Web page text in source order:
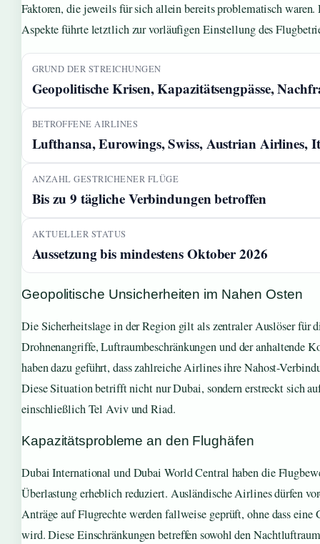
Faktoren, die jeweils für sich allein bereits problematisch waren.
Aspekte führte letztlich zur vorläufigen Einstellung des
GRUND DER STREICHUNGEN
Geopolitische Krisen, Kapazitätsengpässe,
BETROFFENE AIRLINES
Lufthansa, Eurowings, Swiss, Austrian Airlines,
ANZAHL GESTRICHENER FLÜGE
Bis zu 9 tägliche Verbindungen betroffen
AKTUELLER STATUS
Aussetzung bis mindestens Oktober 2026
Geopolitische Unsicherheiten im Nahen Osten
Die Sicherheitslage in der Region gilt als zentraler Auslöser für
Drohnenangriffe, Luftraumbeschränkungen und der anhaltende
haben dazu geführt, dass zahlreiche Airlines ihre Nahost-
Diese Situation betrifft nicht nur Dubai, sondern erstreckt sich
einschließlich Tel Aviv und Riad.
Kapazitätsprobleme an den Flughäfen
Dubai International und Dubai World Central haben die
Überlastung erheblich reduziert. Ausländische Airlines dürfen
Anträge auf Flugrechte werden fallweise geprüft, ohne dass eine
wird. Diese Einschränkungen betreffen sowohl den